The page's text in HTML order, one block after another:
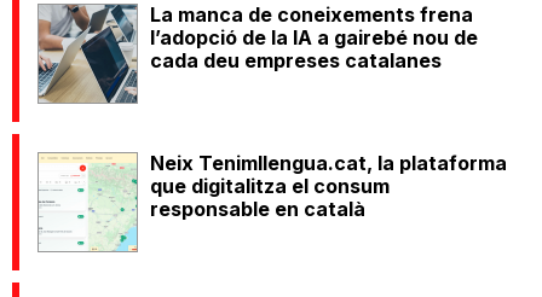
La manca de coneixements frena
l’adopció de la IA a gairebé nou de
cada deu empreses catalanes
Neix Tenimllengua.cat, la plataforma
que digitalitza el consum
responsable en català